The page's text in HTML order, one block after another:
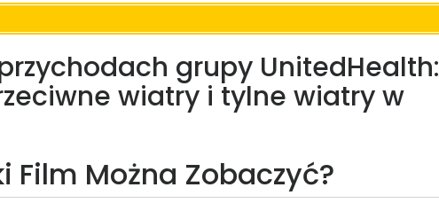
grupy UnitedHealth:
wiatry i tylne wiatry w
Film Można Zobaczyć?